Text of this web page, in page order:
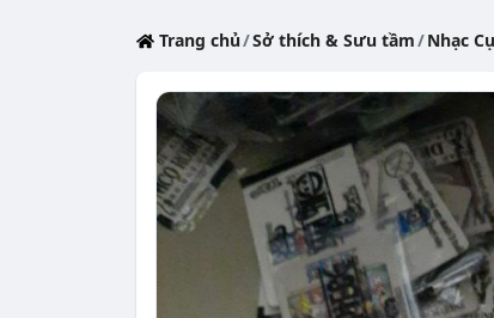
Tìm mua sản phẩm giá rẻ nhất
Trang chủ Sở thích & Sưu tầm Nhạc